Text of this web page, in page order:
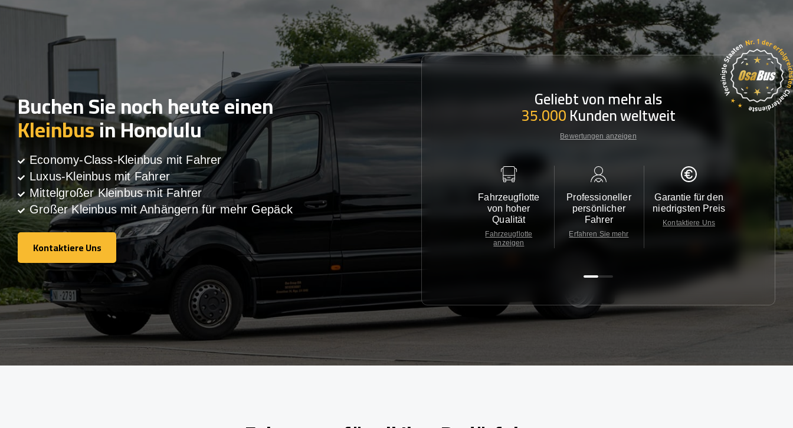
Buchen Sie noch heute einen
Kleinbusin Honolulu
Economy-Class-Kleinbus mit Fahrer
Luxus-Kleinbus mit Fahrer
Mittelgroßer Kleinbus mit Fahrer
Großer Kleinbus mit Anhängern für mehr Gepäck
Kontaktiere Uns
Kontaktiere Uns
Geliebt von mehr als
35.000Kunden weltweit
Bewertungen anzeigen
Fahrzeugflotte
von hoher
Qualität
Fahrzeugflotte
anzeigen
Professioneller
persönlicher
Fahrer
Erfahren Sie mehr
Garantie für den
niedrigsten Preis
Kontaktiere Uns Kontaktiere